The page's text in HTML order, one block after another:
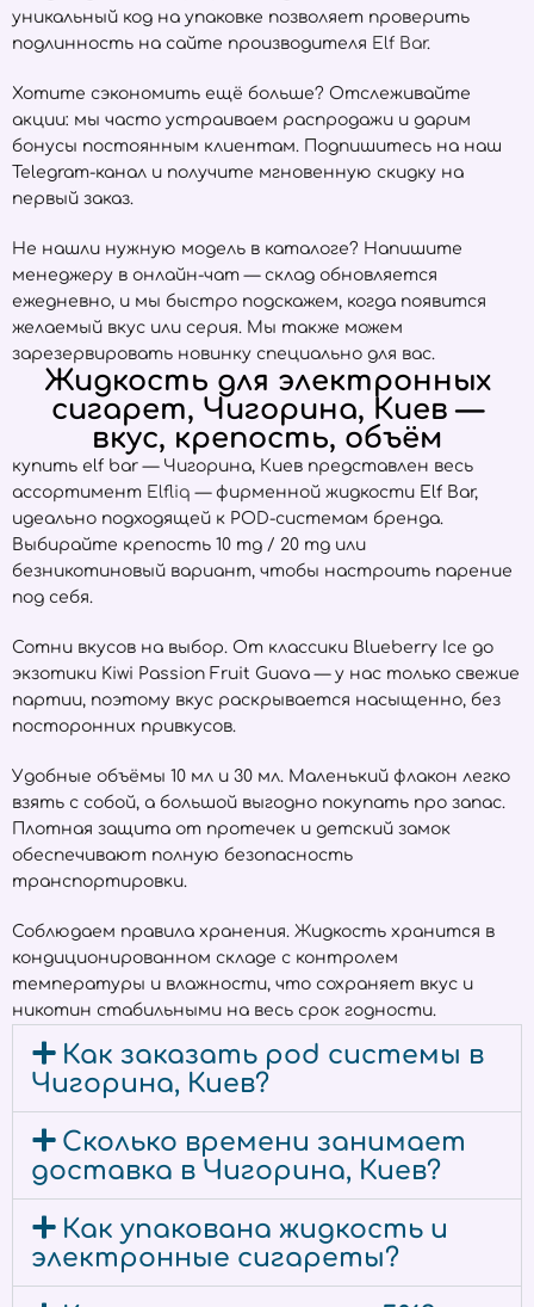
уникальный код на упаковке позволяет проверить
подлинность на сайте производителя Elf Bar.
Хотите сэкономить ещё больше? Отслеживайте
акции: мы часто устраиваем распродажи и дарим
бонусы постоянным клиентам. Подпишитесь на наш
Telegram-канал и получите мгновенную скидку на
первый заказ.
Не нашли нужную модель в каталоге? Напишите
менеджеру в онлайн-чат — склад обновляется
ежедневно, и мы быстро подскажем, когда появится
желаемый вкус или серия. Мы также можем
зарезервировать новинку специально для вас.
Жидкость для электронных
сигарет, Чигорина, Киев —
вкус, крепость, объём
купить elf bar — Чигорина, Киев представлен весь
ассортимент Elfliq — фирменной жидкости Elf Bar,
идеально подходящей к POD-системам бренда.
Выбирайте крепость 10 mg / 20 mg или
безникотиновый вариант, чтобы настроить парение
под себя.
Сотни вкусов на выбор. От классики Blueberry Ice до
экзотики Kiwi Passion Fruit Guava — у нас только свежие
партии, поэтому вкус раскрывается насыщенно, без
посторонних привкусов.
Удобные объёмы 10 мл и 30 мл. Маленький флакон легко
взять с собой, а большой выгодно покупать про запас.
Плотная защита от протечек и детский замок
обеспечивают полную безопасность
транспортировки.
Соблюдаем правила хранения. Жидкость хранится в
кондиционированном складе с контролем
температуры и влажности, что сохраняет вкус и
никотин стабильными на весь срок годности.
Как заказать pod системы в
Чигорина, Киев?
Сколько времени занимает
доставка в Чигорина, Киев?
Как упакована жидкость и
электронные сигареты?